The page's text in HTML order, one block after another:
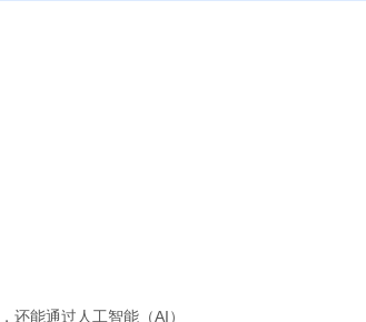
能通过人工智能（AI）